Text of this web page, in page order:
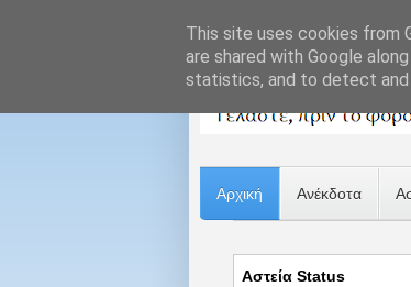
Αρχική Ανέκδοτα
Αστεία Status
This site uses cookies from
are shared with Google
statistics, and to detect and